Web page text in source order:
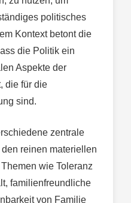
politisches
Kontext betont die
die Politik ein
Aspekte der
die für die
sind.
zentrale
reinen materiellen
wie Toleranz
familienfreundliche
von Familie